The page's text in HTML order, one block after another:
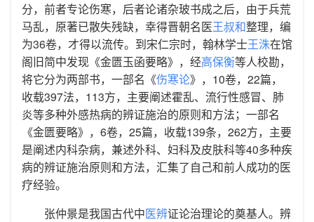
分，前者专论伤寒，后者论诸杂玻书成之后，由于兵荒
马乱，原著已散失残缺，幸得晋朝名医王叔和整理，编
为36卷，才得以流传。到宋仁宗时，翰林学士王洙在馆
阁旧简中发现《金匮玉函要略》，经高保衡等人校勘，
将它分为两部书，一部名《伤寒论》，10卷，22篇，
收载397法，113方，主要阐述霍乱、流行性感冒、肺
炎等多种外感热病的辨证施治的原则和方法；一部名
《金匮要略》，6卷，25篇，收载139条，262方，主要
是阐述内科杂病，兼述外科、妇科及皮肤科等40多种疾
病的辨证施治原则和方法，汇集了自己和前人成功的医
疗经验。
张仲景是我国古代中医辨证论治理论的奠基人。辨